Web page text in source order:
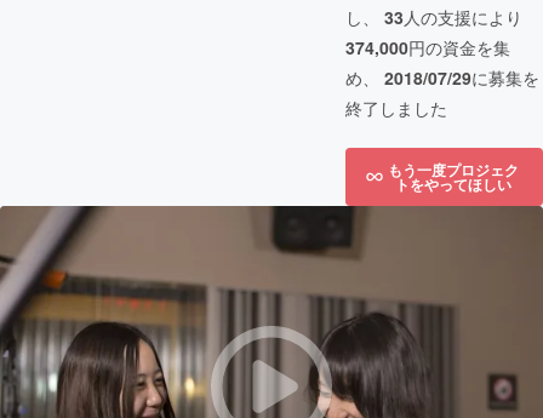
し、 33人の支援により
374,000円の資金を集
め、 2018/07/29に募集を
終了しました
もう一度プロジェク
トをやってほしい